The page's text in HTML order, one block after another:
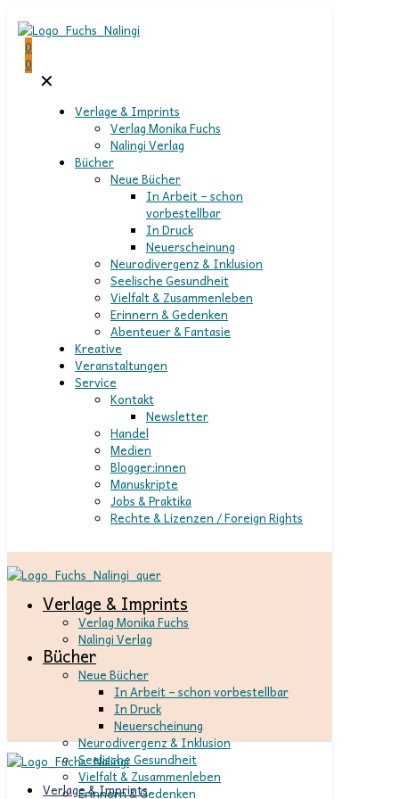
0
0
✕
Verlage & Imprints
Verlag Monika Fuchs
Nalingi Verlag
Bücher
Neue Bücher
In Arbeit – schon
vorbestellbar
In Druck
Neuerscheinung
Neurodivergenz & Inklusion
Seelische Gesundheit
Vielfalt & Zusammenleben
Erinnern & Gedenken
Abenteuer & Fantasie
Kreative
Veranstaltungen
Service
Kontakt
Newsletter
Handel
Medien
Blogger:innen
Manuskripte
Jobs & Praktika
Rechte & Lizenzen / Foreign Rights
Verlage & Imprints
Verlag Monika Fuchs
Nalingi Verlag
Bücher
Neue Bücher
In Arbeit – schon vorbestellbar
In Druck
Neuerscheinung
Neurodivergenz & Inklusion
Seelische Gesundheit
Vielfalt & Zusammenleben
Erinnern & Gedenken
Verlage & Imprints